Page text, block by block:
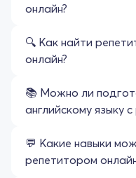
онлайн?
🔍 Как найти
онлайн?
📚 Можно ли
английскому языку
💬 Какие навыки
репетитором